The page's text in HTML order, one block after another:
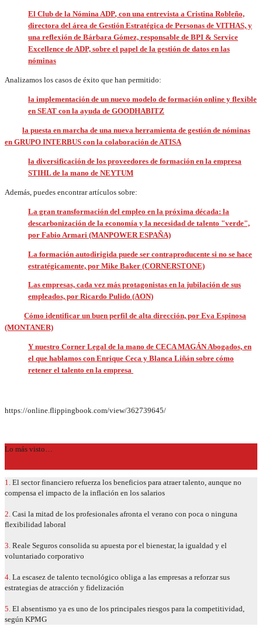
El Club de la Nómina ADP, con una entrevista a Cristina Robleño,
directora del área de Gestión Estratégica de Personas de VITHAS, y
una reflexión de Bárbara Gómez, responsable de BPI & Service
Excellence de ADP, sobre el papel de la gestión de datos en las
nóminas
Analizamos los casos de éxito que han permitido:
la implementación de un nuevo modelo de formación online y flexible
en SEAT con la ayuda de GOODHABITZ
la puesta en marcha de una nueva herramienta de gestión de nóminas
en GRUPO INTERBUS con la colaboración de ATISA
la diversificación de los proveedores de formación en la empresa
STIHL de la mano de NEYTUM
Además, puedes encontrar artículos sobre:
La gran transformación del empleo en la próxima década: la
descarbonización de la economía y la necesidad de talento "verde",
por Fabio Armari (MANPOWER ESPAÑA)
La formación autodirigida puede ser contraproducente si no se hace
estratégicamente, por Mike Baker (CORNERSTONE)
Las empresas, cada vez más protagonistas en la jubilación de sus
empleados, por Ricardo Pulido (AON)
Cómo identificar un buen perfil de alta dirección, por Eva Espinosa
(MONTANER)
Y nuestro Corner Legal de la mano de CECA MAGÁN Abogados, en
el que hablamos con Enrique Ceca y Blanca Liñán sobre cómo
retener el talento en la empresa
https://online.flippingbook.com/view/362739645/
Lo más visto…
1. El sector financiero refuerza los beneficios para atraer talento, aunque no
compensa el impacto de la inflación en los salarios
2. Casi la mitad de los profesionales afronta el verano con poca o ninguna
flexibilidad laboral
3. Reale Seguros consolida su apuesta por el bienestar, la igualdad y el
voluntariado corporativo
4. La escasez de talento tecnológico obliga a las empresas a reforzar sus
estrategias de atracción y fidelización
5. El absentismo ya es uno de los principales riesgos para la competitividad,
según KPMG